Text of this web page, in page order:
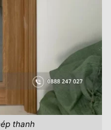
thanh